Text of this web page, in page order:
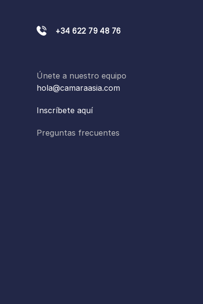
+34 622 79 48 76
Únete a nuestro equipo
hola@camaraasia.com
Inscríbete aquí
Preguntas frecuentes